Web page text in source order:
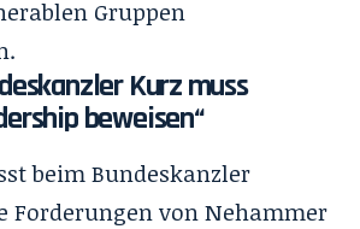
Gruppen
Kurz muss
beweisen“
beim Bundeskanzler
Forderungen von Nehammer